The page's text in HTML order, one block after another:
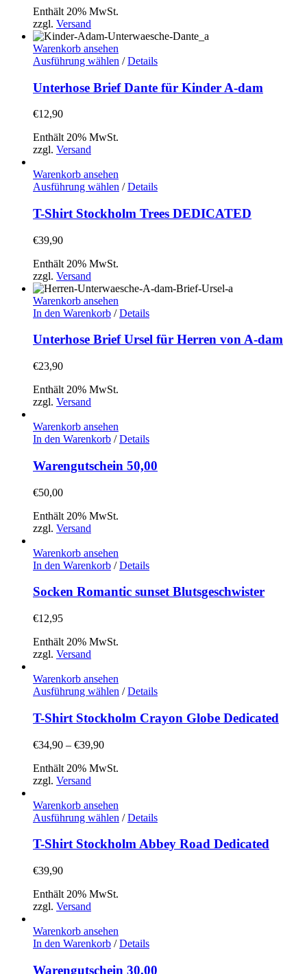
können
der
Produktseite
gewählt
werden
Enthält 20% MwSt.
zzgl. Versand
Warenkorb ansehen
Ausführung wählen Dieses
weist
mehrere
der
gewählt
werden
/ Details
Unterhose Brief Dante für Kinder A-dam
€12,90
Enthält 20% MwSt.
zzgl. Versand
Warenkorb ansehen
Ausführung wählen Dieses
weist
mehrere
können
der
Produktseite
gewählt
werden
/ Details
T-Shirt Stockholm Trees DEDICATED
€39,90
Enthält 20% MwSt.
zzgl. Versand
Warenkorb ansehen
In den Warenkorb / Details
Unterhose Brief Ursel für Herren von A-dam
€23,90
Enthält 20% MwSt.
zzgl. Versand
Warenkorb ansehen
In den Warenkorb / Details
Warengutschein 50,00
€50,00
Enthält 20% MwSt.
zzgl. Versand
Warenkorb ansehen
In den Warenkorb / Details
Socken Romantic sunset Blutsgeschwister
€12,95
Enthält 20% MwSt.
zzgl. Versand
Warenkorb ansehen
Ausführung wählen Dieses
weist
mehrere
der
Produktseite
gewählt
werden
/ Details
T-Shirt Stockholm Crayon Globe Dedicated
€34,90 – €39,90Preisspanne:
bis
Enthält 20% MwSt.
zzgl. Versand
Warenkorb ansehen
Ausführung wählen Dieses
weist
der
gewählt
/ Details
T-Shirt Stockholm Abbey Road Dedicated
€39,90
Enthält 20% MwSt.
zzgl. Versand
Warenkorb ansehen
In den Warenkorb / Details
Warengutschein 30,00